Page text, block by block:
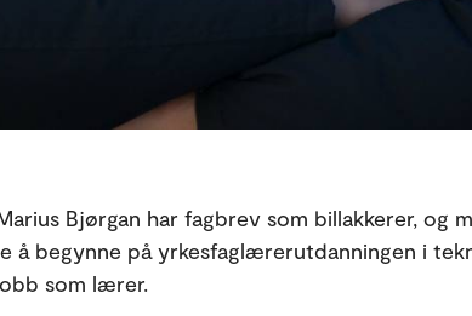
Bjørgan har fagbrev som billakkerer, og
å begynne på yrkesfaglærerutdanningen i
som lærer.